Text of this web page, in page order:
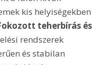
kis helyiségekben
teherbírás és
rendszerek
és stabilan